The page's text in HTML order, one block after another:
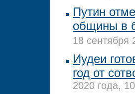
Путин
общины в
18 сентября
Иудеи
год от
2020 года,